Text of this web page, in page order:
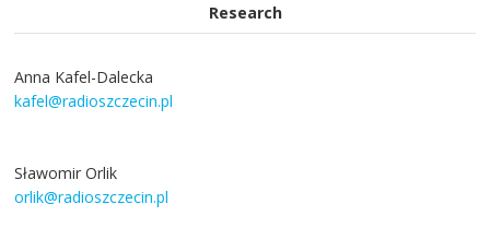
Research
Anna Kafel-Dalecka
kafel@radioszczecin.pl
Sławomir Orlik
orlik@radioszczecin.pl